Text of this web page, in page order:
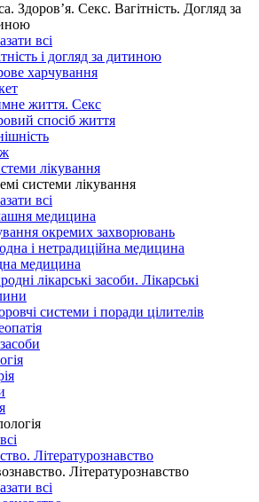
Здоров’я. Секс. Вагітність. Догляд за
всі
і догляд за дитиною
харчування
життя. Секс
спосіб життя
лікування
системи лікування
всі
медицина
окремих захворювань
і нетрадиційна медицина
медицина
лікарські засоби. Лікарські
системи і поради цілителів
Літературознавство
Літературознавство
всі